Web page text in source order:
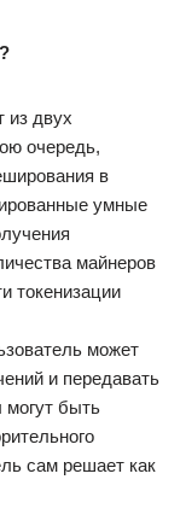
из двух
очередь,
в
умные
майнеров
токенизации
может
и передавать
могут быть
сам решает как